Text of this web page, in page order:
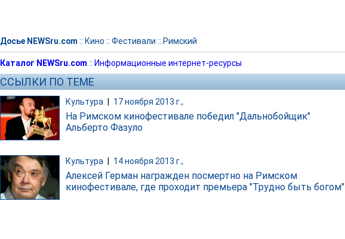
Досье NEWSru.com :: Кино :: Фестивали :: Римский
Каталог NEWSru.com :: Информационные интернет-ресурсы
ССЫЛКИ ПО ТЕМЕ
Культура 17 ноября 2013 г.,
На Римском кинофестивале победил "Дальнобойщик"
Альберто Фазуло
Культура 14 ноября 2013 г.,
Алексей Герман награжден посмертно на Римском
кинофестивале, где проходит премьера "Трудно быть богом"